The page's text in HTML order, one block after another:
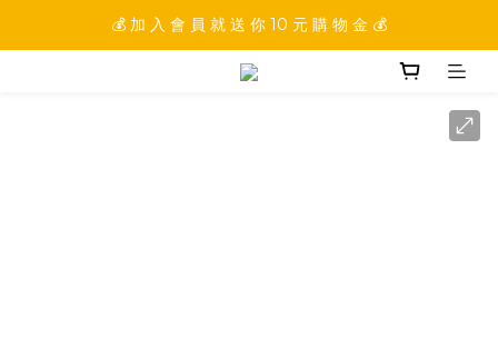
💰 加 入 會 員 就 送 你 10 元 購 物 金 💰
💰 加 入 會 員 就 送 你 10 元 購 物 金 💰
💰 填 寫 完 整 會 員 資 訊 再 送 點 數 22222 點 💰